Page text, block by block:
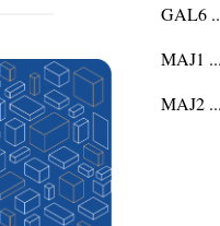
GAL6
MAJ1
MAJ2